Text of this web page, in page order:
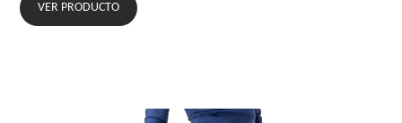
VER PRODUCTO